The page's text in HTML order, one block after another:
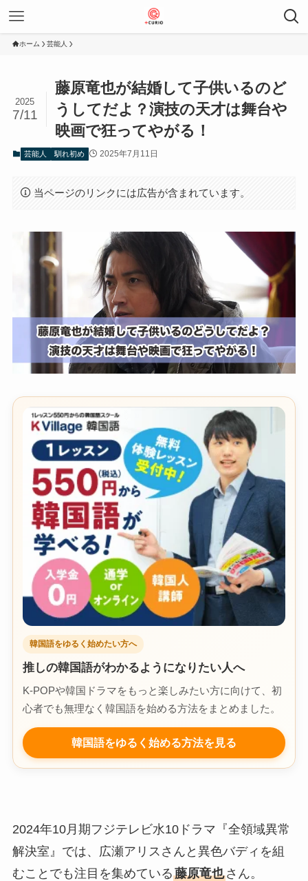
ホーム 芸能人
藤原竜也が結婚して子供いるのど
うしてだよ？演技の天才は舞台や
映画で狂ってやがる！
2025
7/11
芸能人 馴れ初め 2025年7月11日
当ページのリンクには広告が含まれています。
韓国語をゆるく始めたい方へ
推しの韓国語がわかるようになりたい人へ
K-POPや韓国ドラマをもっと楽しみたい方に向けて、初
心者でも無理なく韓国語を始める方法をまとめました。
韓国語をゆるく始める方法を見る
2024年10月期フジテレビ水10ドラマ『全領域異常
解決室』では、広瀬アリスさんと異色バディを組
むことでも注目を集めている藤原竜也さん。